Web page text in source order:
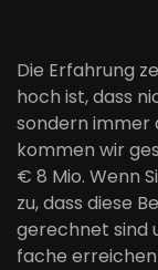
Die Erfahrung
hoch ist, dass
sondern immer
kommen wir
€ 8 Mio. Wenn
zu, dass diese
gerechnet sind
fache